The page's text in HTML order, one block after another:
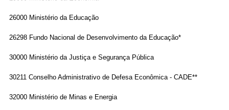
26000 Ministério da Educação
26298 Fundo Nacional de Desenvolvimento da Educação*
30000 Ministério da Justiça e Segurança Pública
30211 Conselho Administrativo de Defesa Econômica - CADE**
32000 Ministério de Minas e Energia